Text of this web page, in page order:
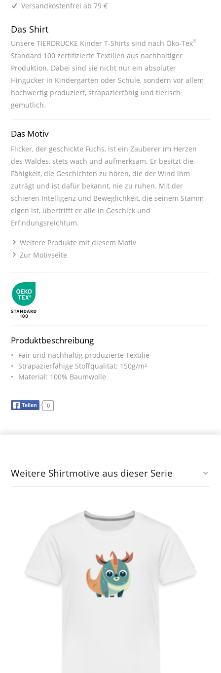
Versandkostenfrei ab 79 €
Das Shirt
Unsere TIERDRUCKE Kinder T-Shirts sind nach Öko-Tex®
Standard 100 zertifizierte Textilien aus nachhaltiger
Produktion. Dabei sind sie nicht nur ein absoluter
Hingucker in Kindergarten oder Schule, sondern vor allem
hochwertig produziert, strapazierfähig und tierisch
gemütlich.
Das Motiv
Flicker, der geschickte Fuchs, ist ein Zauberer im Herzen
des Waldes, stets wach und aufmerksam. Er besitzt die
Fähigkeit, die Geschichten zu hören, die der Wind ihm
zuträgt und ist dafür bekannt, nie zu ruhen. Mit der
schieren Intelligenz und Beweglichkeit, die seinem Stamm
eigen ist, übertrifft er alle in Geschick und
Erfindungsreichtum.
Weitere Produkte mit diesem Motiv
Zur Motivseite
Produktbeschreibung
Fair und nachhaltig produzierte Textilie
Strapazierfähige Stoffqualität: 150g/m²
Material: 100% Baumwolle
Teilen 0
Weitere Shirtmotive aus dieser Serie